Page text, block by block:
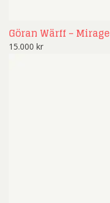
Göran Wärff –
15.000 kr